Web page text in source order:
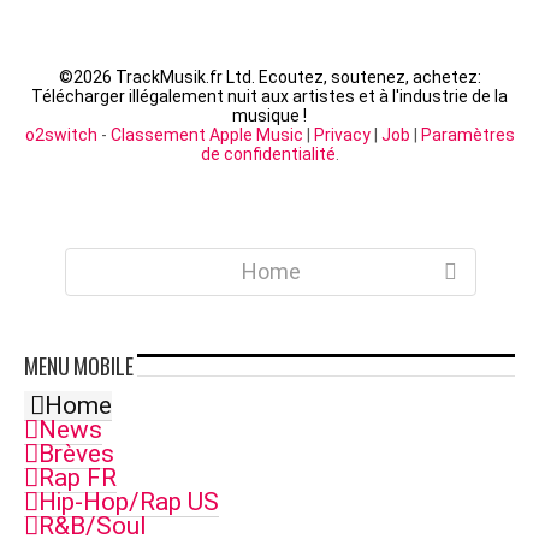
©2026 TrackMusik.fr Ltd. Ecoutez, soutenez, achetez:
Télécharger illégalement nuit aux artistes et à l'industrie de la
musique !
o2switch - Classement Apple Music Privacy| Job
Paramètres
de confidentialité
Home
MENUMOBILE
Home
News
Brèves
Rap FR
Hip-Hop/Rap US
R&B/Soul